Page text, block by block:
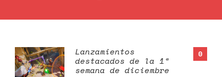
0
Lanzamientos
destacados de la 1ª
semana de diciembre